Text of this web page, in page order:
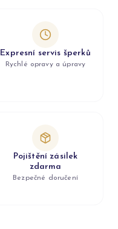
Expresní servis šperků
Rychlé opravy a úpravy
Pojištění zásilek
zdarma
Bezpečné doručení